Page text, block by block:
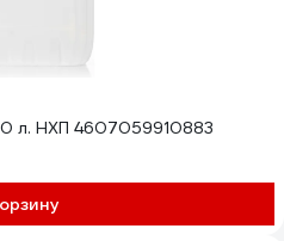
л. НХП 4607059910883